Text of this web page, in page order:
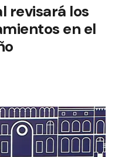
revisará los
en el